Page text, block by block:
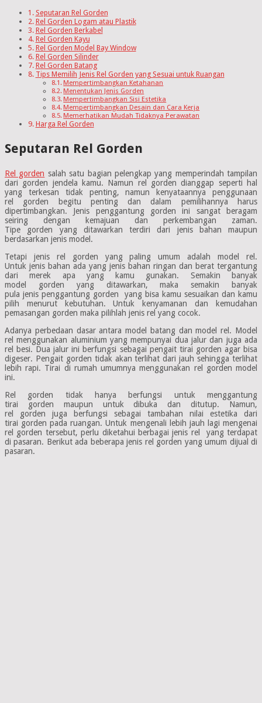
Seputaran Rel Gorden
Rel Gorden Logam atau Plastik
Rel Gorden Berkabel
Rel Gorden Kayu
Rel Gorden Model Bay Window
Rel Gorden Silinder
Rel Gorden Batang
Tips Memilih Jenis Rel Gorden yang Sesuai untuk Ruangan
Mempertimbangkan Ketahanan
Menentukan Jenis Gorden
Mempertimbangkan Sisi Estetika
Mempertimbangkan Desain dan Cara Kerja
Memerhatikan Mudah Tidaknya Perawatan
Harga Rel Gorden
Seputaran Rel Gorden
Rel gorden salah satu bagian pelengkap yang memperindah tampilan
dari gorden jendela kamu. Namun rel gorden dianggap seperti hal
yang terkesan tidak penting, namun kenyataannya penggunaan
rel gorden begitu penting dan dalam pemilihannya harus
dipertimbangkan. Jenis penggantung gorden ini sangat beragam
seiring dengan kemajuan dan perkembangan zaman.
Tipe gorden yang ditawarkan terdiri dari jenis bahan maupun
berdasarkan jenis model.
Tetapi jenis rel gorden yang paling umum adalah model rel.
Untuk jenis bahan ada yang jenis bahan ringan dan berat tergantung
dari merek apa yang kamu gunakan. Semakin banyak
model gorden yang ditawarkan, maka semakin banyak
pula jenis penggantung gorden yang bisa kamu sesuaikan dan kamu
pilih menurut kebutuhan. Untuk kenyamanan dan kemudahan
pemasangan gorden maka pilihlah jenis rel yang cocok.
Adanya perbedaan dasar antara model batang dan model rel. Model
rel menggunakan aluminium yang mempunyai dua jalur dan juga ada
rel besi. Dua jalur ini berfungsi sebagai pengait tirai gorden agar bisa
digeser. Pengait gorden tidak akan terlihat dari jauh sehingga terlihat
lebih rapi. Tirai di rumah umumnya menggunakan rel gorden model
ini.
Rel gorden tidak hanya berfungsi untuk menggantung
tirai gorden maupun untuk dibuka dan ditutup. Namun,
rel gorden juga berfungsi sebagai tambahan nilai estetika dari
tirai gorden pada ruangan. Untuk mengenali lebih jauh lagi mengenai
rel gorden tersebut, perlu diketahui berbagai jenis rel yang terdapat
di pasaran. Berikut ada beberapa jenis rel gorden yang umum dijual di
pasaran.